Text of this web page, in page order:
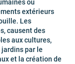
ou
extérieurs
Les
causent des
aux cultures,
par le
et la création de